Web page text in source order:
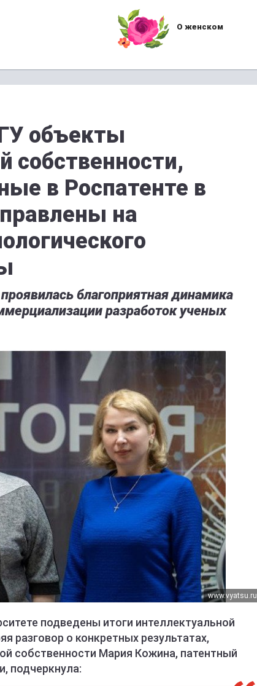
О женском
объекты
собственности,
в Роспатенте в
на
благоприятная динамика
разработок ученых
www.vyatsu.ru
подведены итоги интеллектуальной
разговор о конкретных результатах,
собственности Мария Кожина, патентный
подчеркнула: